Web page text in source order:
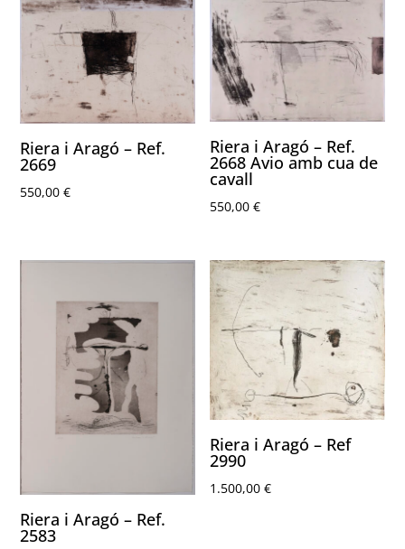
Riera i Aragó – Ref.
2669
550,00€
Riera i Aragó – Ref.
2668 Avio amb cua de
cavall
550,00€
Riera i Aragó – Ref.
2583
Riera i Aragó – Ref
2990
1.500,00€